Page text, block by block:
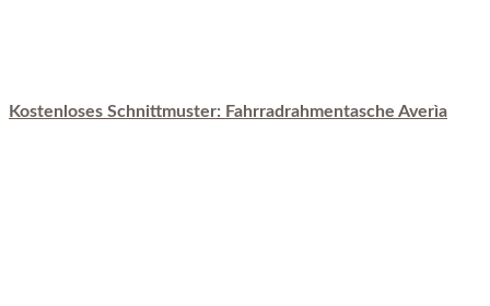
Kostenloses Schnittmuster: Fahrradrahmentasche Averìa